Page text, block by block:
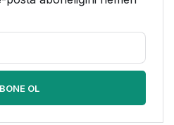
OL